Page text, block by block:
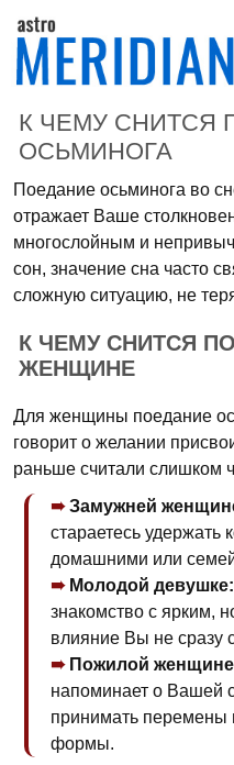
К ЧЕМУ СНИТСЯ
ОСЬМИНОГА
Поедание осьминога во
отражает Ваше
многослойным и
сон, значение сна часто
сложную ситуацию, не
К ЧЕМУ СНИТСЯ
ЖЕНЩИНЕ
Для женщины поедание
говорит о желании
раньше считали слишком
Замужней
стараетесь удержать
домашними или
Молодой девушке:
знакомство с ярким,
влияние Вы не сразу
Пожилой
напоминает о Вашей
принимать перемены
формы.